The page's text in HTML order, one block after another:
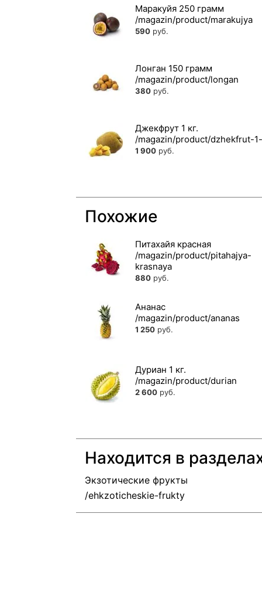
Маракуйя 250 грамм
590 руб.
Лонган 150 грамм
380 руб.
Джекфрут 1 кг.
1 900 руб.
Похожие
Питахайя красная
880 руб.
Ананас
1 250 руб.
Дуриан 1 кг.
2 600 руб.
Находится в
Экзотические фрукты